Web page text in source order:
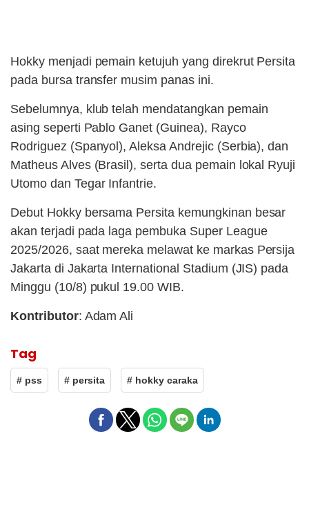
Hokky menjadi pemain ketujuh yang direkrut Persita
pada bursa transfer musim panas ini.
Sebelumnya, klub telah mendatangkan pemain
asing seperti Pablo Ganet (Guinea), Rayco
Rodriguez (Spanyol), Aleksa Andrejic (Serbia), dan
Matheus Alves (Brasil), serta dua pemain lokal Ryuji
Utomo dan Tegar Infantrie.
Debut Hokky bersama Persita kemungkinan besar
akan terjadi pada laga pembuka Super League
2025/2026, saat mereka melawat ke markas Persija
Jakarta di Jakarta International Stadium (JIS) pada
Minggu (10/8) pukul 19.00 WIB.
Kontributor: Adam Ali
Tag
# pss # persita # hokky caraka